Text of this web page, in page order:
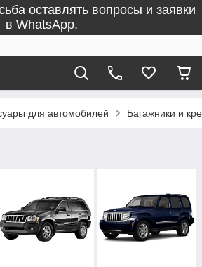
оставлять вопросы и заявки
в WhatsApp.
для автомобилей Багажники и